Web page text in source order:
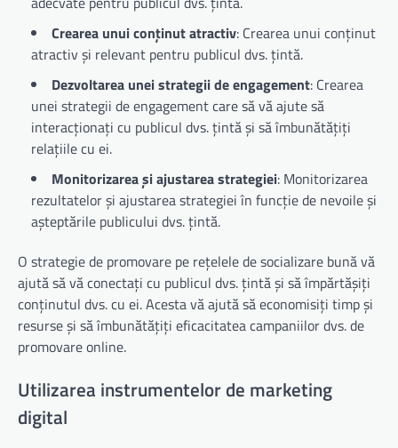
Crearea unui conținut atractiv: Crearea unui conținut
atractiv și relevant pentru publicul dvs. țintă.
Dezvoltarea unei strategii de engagement: Crearea
unei strategii de engagement care să vă ajute să
interacționați cu publicul dvs. țintă și să îmbunătățiți
relațiile cu ei.
Monitorizarea și ajustarea strategiei: Monitorizarea
rezultatelor și ajustarea strategiei în funcție de nevoile și
așteptările publicului dvs. țintă.
O strategie de promovare pe rețelele de socializare bună vă
ajută să vă conectați cu publicul dvs. țintă și să împărtășiți
conținutul dvs. cu ei. Acesta vă ajută să economisiți timp și
resurse și să îmbunătățiți eficacitatea campaniilor dvs. de
promovare online.
Utilizarea instrumentelor de marketing
digital